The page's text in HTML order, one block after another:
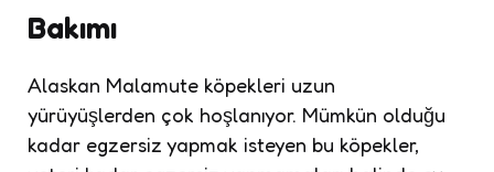
Bakımı
Alaskan Malamute köpekleri uzun
yürüyüşlerden çok hoşlanıyor. Mümkün olduğu
kadar egzersiz yapmak isteyen bu köpekler,